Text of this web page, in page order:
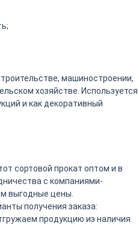
машиностроении,
хозяйстве. Используется
и как декоративный
сортовой прокат оптом и в
с компаниями-
выгодные цены.
получения заказа:
продукцию из наличия